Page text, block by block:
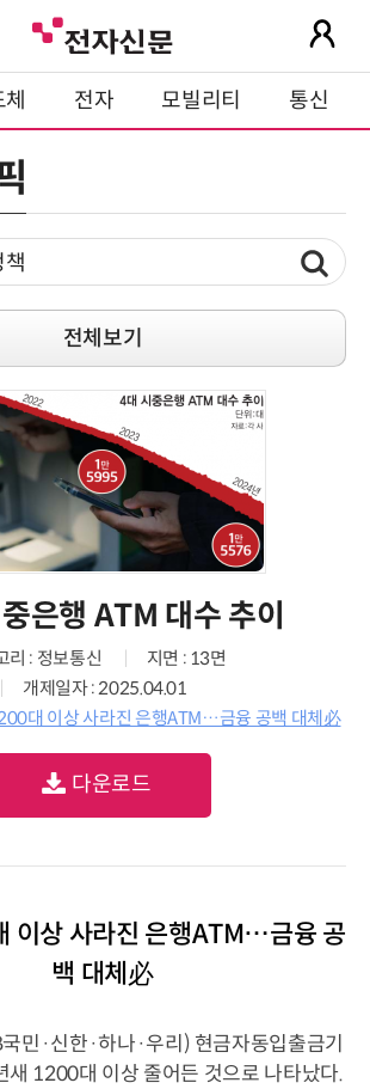
전자 모빌리티 통신
전체보기
은행 ATM 대수 추이
리 : 정보통신
지면 : 13면
개제일자 : 2025.04.01
대 이상 사라진 은행ATM…금융 공백 대체必
다운로드
이상 사라진 은행ATM…금융 공
백 대체必
민·신한·하나·우리) 현금자동입출금기
새 1200대 이상 줄어든 것으로 나타났다.